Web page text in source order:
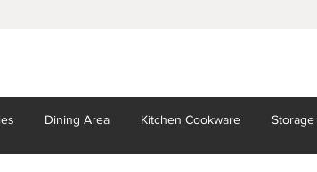
Dining Area Kitchen Cookware Storage